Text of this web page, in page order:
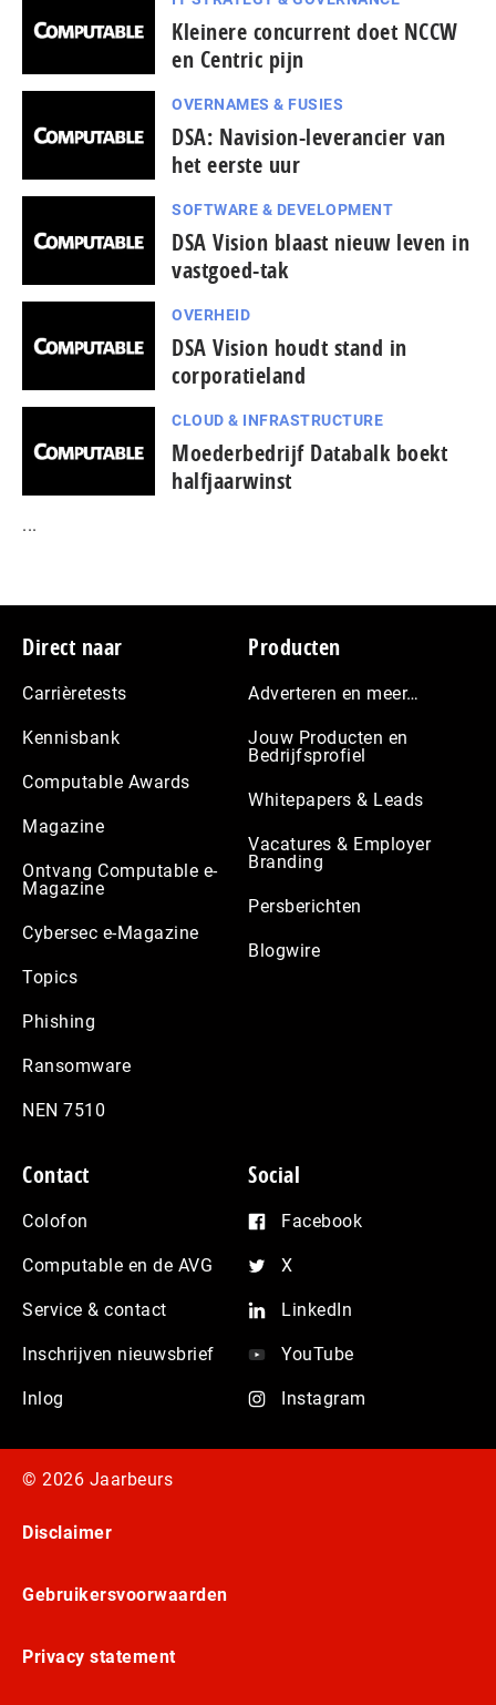
Kleinere concurrent doet NCCW
en Centric pijn
OVERNAMES & FUSIES
DSA: Navision-leverancier van
het eerste uur
SOFTWARE & DEVELOPMENT
DSA Vision blaast nieuw leven in
vastgoed-tak
OVERHEID
DSA Vision houdt stand in
corporatieland
CLOUD & INFRASTRUCTURE
Moederbedrijf Databalk boekt
halfjaarwinst
...
Footer
Direct naar
Carrièretests
Kennisbank
Computable Awards
Magazine
Ontvang Computable e-
Magazine
Cybersec e-Magazine
Topics
Phishing
Ransomware
NEN 7510
Producten
Adverteren en meer…
Jouw Producten en
Bedrijfsprofiel
Whitepapers & Leads
Vacatures & Employer
Branding
Persberichten
Blogwire
Contact
Colofon
Computable en de AVG
Service & contact
Inschrijven nieuwsbrief
Inlog
Social
Facebook
X
LinkedIn
YouTube
Instagram
© 2026 Jaarbeurs
Disclaimer
Gebruikersvoorwaarden
Privacy statement